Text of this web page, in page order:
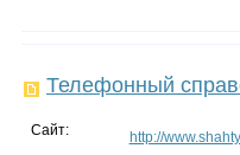
Телефонный
Сайт: http://